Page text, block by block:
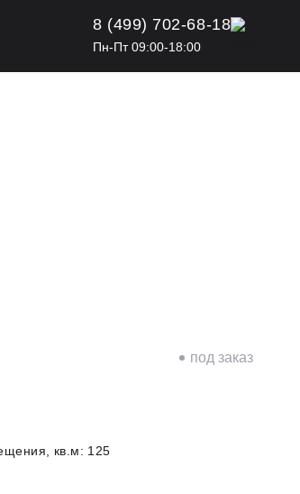
8 (499) 702-68-18
Пн-Пт 09:00-18:00
под заказ
кв.м: 125